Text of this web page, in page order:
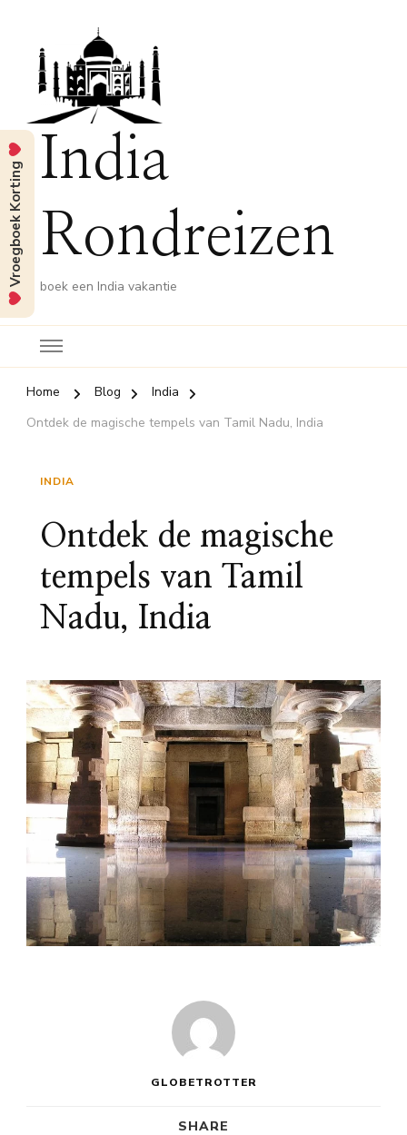
India
Rondreizen
boek een India vakantie
Home Blog
India
Ontdek de magische tempels van Tamil Nadu, India
INDIA
Ontdek de magische
tempels van Tamil
Nadu, India
GLOBETROTTER
SHARE
Vroegboek Korting